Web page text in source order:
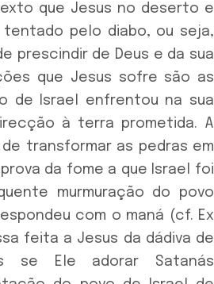
que Jesus no deserto e
pelo diabo, ou seja,
prescindir de Deus e da sua
que Jesus sofre são as
de Israel enfrentou na sua
à terra prometida. A
transformar as pedras em
da fome a que Israel foi
murmuração do povo
com o maná (cf. Ex
feita a Jesus da dádiva de
se Ele adorar Satanás